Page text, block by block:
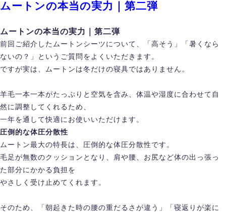
ムートンの本当の実力｜第二弾
ムートンの本当の実力｜第二弾
前回ご紹介したムートンシーツについて、「高そう」「暑くなら
ないの？」というご質問をよくいただきます。
ですが実は、ムートンは冬だけの寝具ではありません。
羊毛一本一本がたっぷりと空気を含み、体温や湿度に合わせて自
然に調整してくれるため、
一年を通して快適にお使いいただけます。
圧倒的な体圧分散性
ムートン最大の特長は、圧倒的な体圧分散性です。
毛足が無数のクッションとなり、肩や腰、お尻など体の出っ張っ
た部分にかかる負担を
やさしく受け止めてくれます。
そのため、「朝起きた時の腰の重だるさが違う」「寝返りが楽に